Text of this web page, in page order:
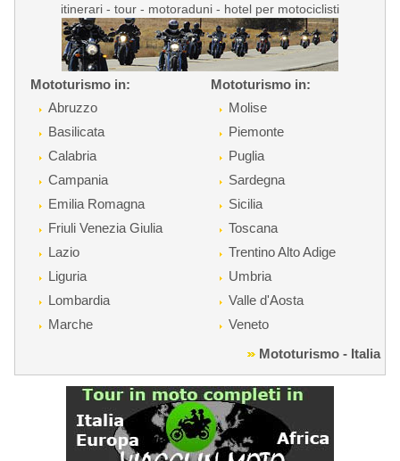
itinerari - tour - motoraduni - hotel per motociclisti
Mototurismo in:
Abruzzo
Basilicata
Calabria
Campania
Emilia Romagna
Friuli Venezia Giulia
Lazio
Liguria
Lombardia
Marche
Mototurismo in:
Molise
Piemonte
Puglia
Sardegna
Sicilia
Toscana
Trentino Alto Adige
Umbria
Valle d'Aosta
Veneto
Mototurismo - Italia